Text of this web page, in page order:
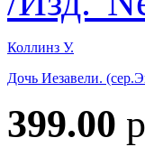
Коллинз У.
Дочь Иезавели.
399.00